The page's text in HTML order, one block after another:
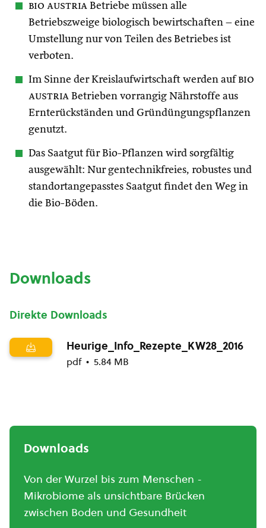
bio austria Betriebe müssen alle
Betriebszweige biologisch bewirtschaften – eine
Umstellung nur von Teilen des Betriebes ist
verboten.
Im Sinne der Kreislaufwirtschaft werden aufbio
austria Betrieben vorrangig Nährstoffe aus
Ernterückständen und Gründüngungspflanzen
genutzt.
Das Saatgut für Bio-Pflanzen wird sorgfältig
ausgewählt: Nur gentechnikfreies, robustes und
standortangepasstes Saatgut findet den Weg in
die Bio-Böden.
Downloads
Direkte Downloads
Heurige_Info_Rezepte_KW28_2016
pdf 5.84 MB
Downloads
Von der Wurzel bis zum Menschen -
Mikrobiome als unsichtbare Brücken
zwischen Boden und Gesundheit